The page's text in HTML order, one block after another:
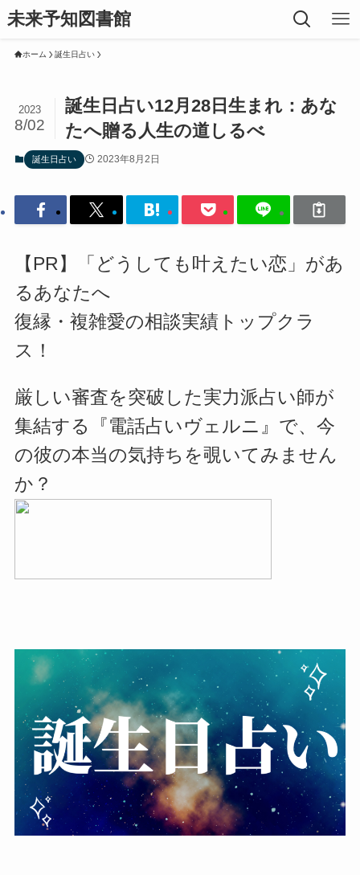
未来予知図書館
ホーム 誕生日占い
誕生日占い12月28日生まれ：あな
たへ贈る人生の道しるべ
2023
8/02
誕生日占い 2023年8月2日
【PR】「どうしても叶えたい恋」があ
るあなたへ
復縁・複雑愛の相談実績トップクラ
ス！
厳しい審査を突破した実力派占い師が
集結する『電話占いヴェルニ』で、今
の彼の本当の気持ちを覗いてみません
か？